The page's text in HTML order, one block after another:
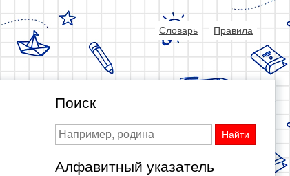
Словарь Правила
Поиск
Алфавитный указатель